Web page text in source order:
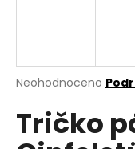
Průměrné
produktu
0,0
Neohodnoceno
Tričko
í
t